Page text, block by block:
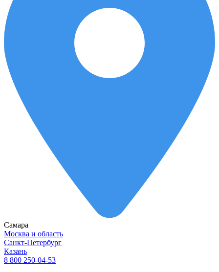
Самара
Москва и область
Санкт-Петербург
Казань
8 800 250-04-53